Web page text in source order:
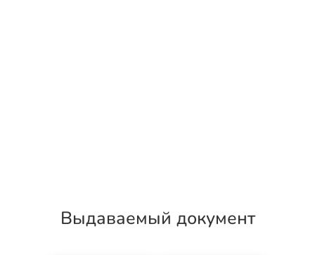
Выдаваемый документ